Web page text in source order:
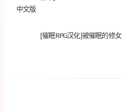
中文版
[催眠RPG汉化]被催眠的修